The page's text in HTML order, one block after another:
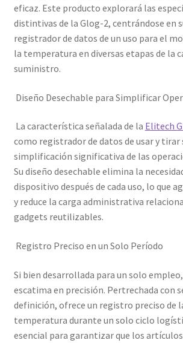
eficaz. Este producto explorará las
distintivas de la Glog-2, centrándose en
registrador de datos de un uso para el
la temperatura en diversas etapas de la
suministro.
Diseño Desechable para Simplificar
La característica señalada de la Elitech
como registrador de datos de usar y tirar
simplificación significativa de las
Su diseño desechable elimina la
dispositivo después de cada uso, lo que
y reduce la carga administrativa
gadgets reutilizables.
Registro Preciso en un Solo Período
Si bien desarrollada para un solo
escatima en precisión. Pertrechada con
definición, ofrece un registro preciso de
temperatura durante un solo ciclo
esencial para garantizar que los